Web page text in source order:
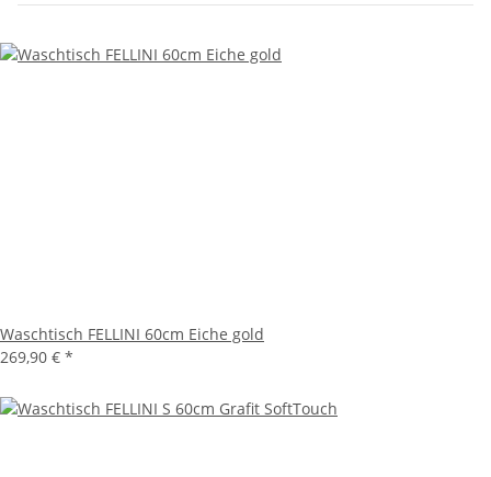
Waschtisch FELLINI 60cm Eiche gold
269,90 € *